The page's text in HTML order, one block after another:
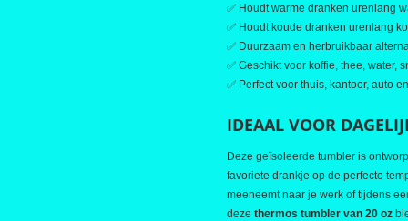
✅ Houdt warme dranken urenlang
✅ Houdt koude dranken urenlang
✅ Duurzaam en herbruikbaar
✅ Geschikt voor koffie, thee, water,
✅ Perfect voor thuis, kantoor, auto
IDEAAL VOOR
Deze geïsoleerde tumbler is
favoriete drankje op de perfecte
meeneemt naar je werk of tijdens
deze thermos tumbler van 20 oz